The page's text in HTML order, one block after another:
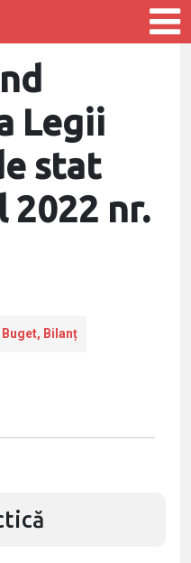
Legii
stat
2022 nr.
Buget, Bilanț